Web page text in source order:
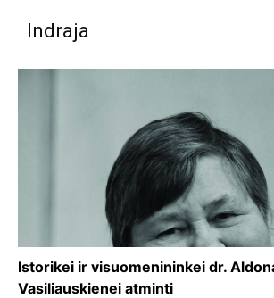
Indraja
Istorikei ir visuomenininkei dr.
Vasiliauskienei atminti